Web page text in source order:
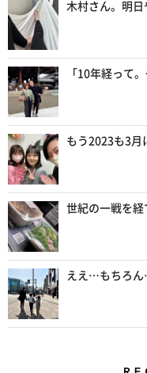
木村さん。明日
「10年経って
もう2023も3月
世紀の一戦を経
ええ…もちろん